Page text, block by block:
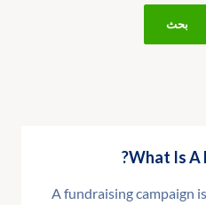
What Is A
A fundraising campaign